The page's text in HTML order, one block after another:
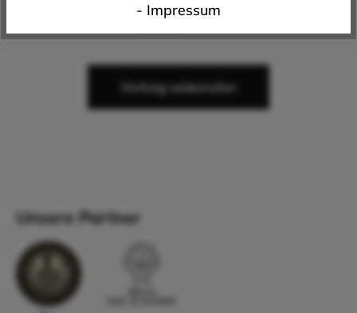
Vertrag widerrufen
Unsere Partner
- Impressum